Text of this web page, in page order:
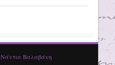
Νάντια Βαλαβάνη